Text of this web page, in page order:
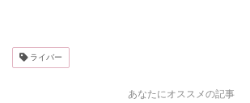
ライバー
あなたにオススメの記事